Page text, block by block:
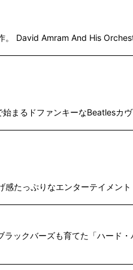
。 David Amram And His
まるドファンキーなBeatles
たっぷりなエンターテイメ
ックバーズも育てた「ハード